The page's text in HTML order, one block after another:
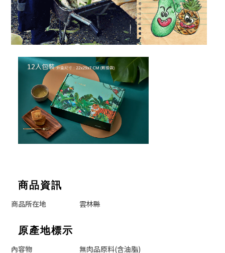
商品資訊
商品所在地 雲林縣
原產地標示
內容物 無肉品原料(含油脂)